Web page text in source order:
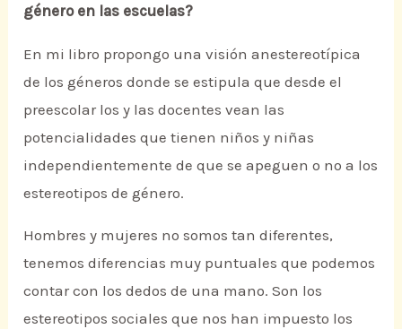
género en las escuelas?
En mi libro propongo una visión anestereotípica
de los géneros donde se estipula que desde el
preescolar los y las docentes vean las
potencialidades que tienen niños y niñas
independientemente de que se apeguen o no a los
estereotipos de género.
Hombres y mujeres no somos tan diferentes,
tenemos diferencias muy puntuales que podemos
contar con los dedos de una mano. Son los
estereotipos sociales que nos han impuesto los